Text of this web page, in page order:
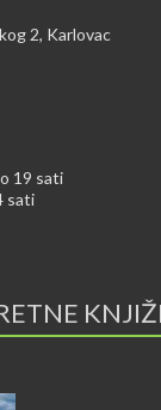
2, Karlovac
19 sati
sati